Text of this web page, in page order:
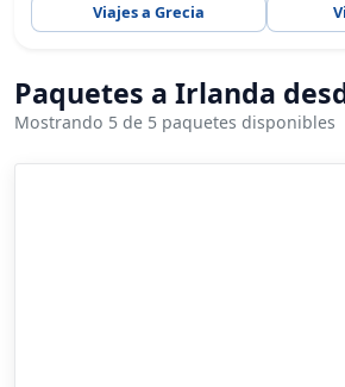
Viajes a Grecia
Paquetes a Irlanda
Mostrando 5 de 5 paquetes disponibles